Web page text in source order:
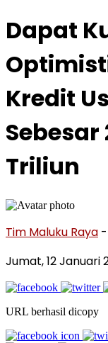
Dapat
Kredit
Sebesar
Triliun
Tim Maluku Raya
Jumat, 12 Januari
URL berhasil dicopy